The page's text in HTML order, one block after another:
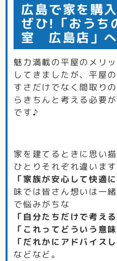
広島で家を購
ぜひ!「おうち
室 広島店」
魅力満載の平屋のメリ
してきましたが、平屋
すさだけでなく間取り
らきちんと考える必要
です♪
家を建てるときに思い
ひとりそれぞれ違います
「家族が安心して快適
味では皆さん想いは一
で悩みがちな
「自分たちだけで考え
「これってどういう意味
「だれかにアドバイス
などなど。